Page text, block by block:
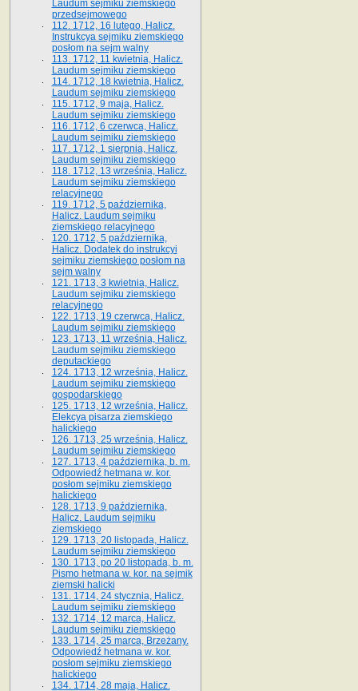
Laudum sejmiku ziemskiego
przedsejmowego
112. 1712, 16 lutego, Halicz.
Instrukcya sejmiku ziemskiego
posłom na sejm walny
113. 1712, 11 kwietnia, Halicz.
Laudum sejmiku ziemskiego
114. 1712, 18 kwietnia, Halicz.
Laudum sejmiku ziemskiego
115. 1712, 9 maja, Halicz.
Laudum sejmiku ziemskiego
116. 1712, 6 czerwca, Halicz.
Laudum sejmiku ziemskiego
117. 1712, 1 sierpnia, Halicz.
Laudum sejmiku ziemskiego
118. 1712, 13 września, Halicz.
Laudum sejmiku ziemskiego
relacyjnego
119. 1712, 5 października,
Halicz. Laudum sejmiku
ziemskiego relacyjnego
120. 1712, 5 października,
Halicz. Dodatek do instrukcyi
sejmiku ziemskiego posłom na
sejm walny
121. 1713, 3 kwietnia, Halicz.
Laudum sejmiku ziemskiego
relacyjnego
122. 1713, 19 czerwca, Halicz.
Laudum sejmiku ziemskiego
123. 1713, 11 września, Halicz.
Laudum sejmiku ziemskiego
deputackiego
124. 1713, 12 września, Halicz.
Laudum sejmiku ziemskiego
gospodarskiego
125. 1713, 12 września, Halicz.
Elekcya pisarza ziemskiego
halickiego
126. 1713, 25 września, Halicz.
Laudum sejmiku ziemskiego
127. 1713, 4 października, b. m.
Odpowiedź hetmana w. kor.
posłom sejmiku ziemskiego
halickiego
128. 1713, 9 października,
Halicz. Laudum sejmiku
ziemskiego
129. 1713, 20 listopada, Halicz.
Laudum sejmiku ziemskiego
130. 1713, po 20 listopada, b. m.
Pismo hetmana w. kor. na sejmik
ziemski halicki
131. 1714, 24 stycznia, Halicz.
Laudum sejmiku ziemskiego
132. 1714, 12 marca, Halicz.
Laudum sejmiku ziemskiego
133. 1714, 25 marca, Brzeżany.
Odpowiedź hetmana w. kor.
posłom sejmiku ziemskiego
halickiego
134. 1714, 28 maja, Halicz.